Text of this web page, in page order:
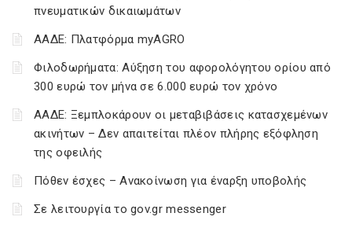
πνευματικών δικαιωμάτων
ΑΑΔΕ: Πλατφόρμα myAGRO
Φιλοδωρήματα: Αύξηση του αφορολόγητου ορίου από
300 ευρώ τον μήνα σε 6.000 ευρώ τον χρόνο
ΑΑΔΕ: Ξεμπλοκάρουν οι μεταβιβάσεις κατασχεμένων
ακινήτων – Δεν απαιτείται πλέον πλήρης εξόφληση
της οφειλής
Πόθεν έσχες – Ανακοίνωση για έναρξη υποβολής
Σε λειτουργία το gov.gr messenger